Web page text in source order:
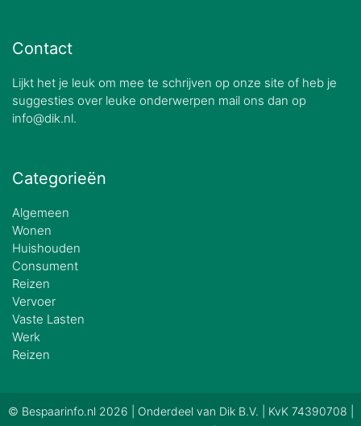
Contact
Lijkt het je leuk om mee te schrijven op onze site of heb je
suggesties over leuke onderwerpen mail ons dan op
info@dik.nl.
Categorieën
Algemeen
Wonen
Huishouden
Consument
Reizen
Vervoer
Vaste Lasten
Werk
Reizen
© Bespaarinfo.nl 2026 | Onderdeel van Dik B.V. | KvK 74390708 |